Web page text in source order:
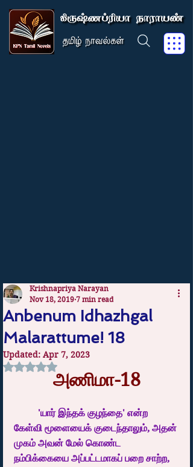
Anbenum Idhazhgal
Malarattume! 18
Krishnapriya Narayan
Nov 18, 2019 7 min read
Updated: Apr 7, 2023
Rated NaN out of 5 stars.
அணிமா-18
கேள்வி மூளையைக் குடைந்தாலும், அதன்
முகம் அவன் மேல் கொண்ட
நம்பிக்கையை அப்பட்டமாகப் பறை சாற்ற,